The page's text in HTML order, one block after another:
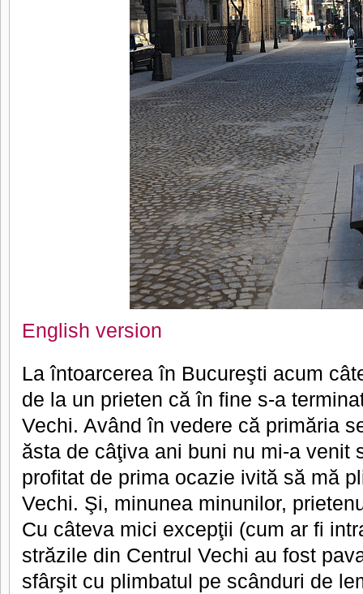
English version
La întoarcerea în Bucureşti acum
de la un prieten că în fine s-a
Vechi. Având în vedere că primăria
ăsta de câţiva ani buni nu mi-a venit
profitat de prima ocazie ivită să mă
Vechi. Şi, minunea minunilor,
Cu câteva mici excepţii (cum ar fi
străzile din Centrul Vechi au fost
sfârşit cu plimbatul pe scânduri de